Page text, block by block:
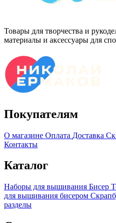
Товары для творчества и
материалы и аксессуары для
Покупателям
О магазине Оплата Доставка
Контакты
Каталог
Наборы для вышивания Бисер
для вышивания бисером
разделы